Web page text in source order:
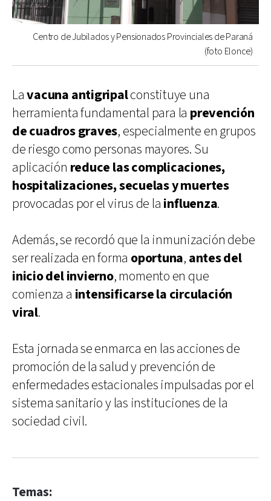
Centro de Jubilados y Pensionados Provinciales de Paraná
(foto Elonce)
Lavacuna antigripalconstituye una
herramienta fundamental para la prevención
de cuadros graves, especialmente en grupos
de riesgo como personas mayores. Su
aplicación reduce las complicaciones,
hospitalizaciones, secuelas y muertes
provocadas por el virus de la influenza.
Además, se recordó que la inmunización debe
ser realizada en forma oportuna, antes del
inicio del invierno, momento en que
comienza a intensificarse la circulación
viral.
Esta jornada se enmarca en las acciones de
promoción de la salud y prevención de
enfermedades estacionales impulsadas por el
sistema sanitario y las instituciones de la
sociedad civil.
Temas: